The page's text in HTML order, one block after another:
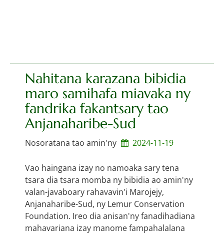
Nahitana karazana bibidia
maro samihafa miavaka ny
fandrika fakantsary tao
Anjanaharibe-Sud
Nosoratana tao amin'ny 2024-11-19
Vao haingana izay no namoaka sary tena
tsara dia tsara momba ny bibidia ao amin'ny
valan-javaboary rahavavin'i Marojejy,
Anjanaharibe-Sud, ny Lemur Conservation
Foundation. Ireo dia anisan'ny fanadihadiana
mahavariana izay manome fampahalalana